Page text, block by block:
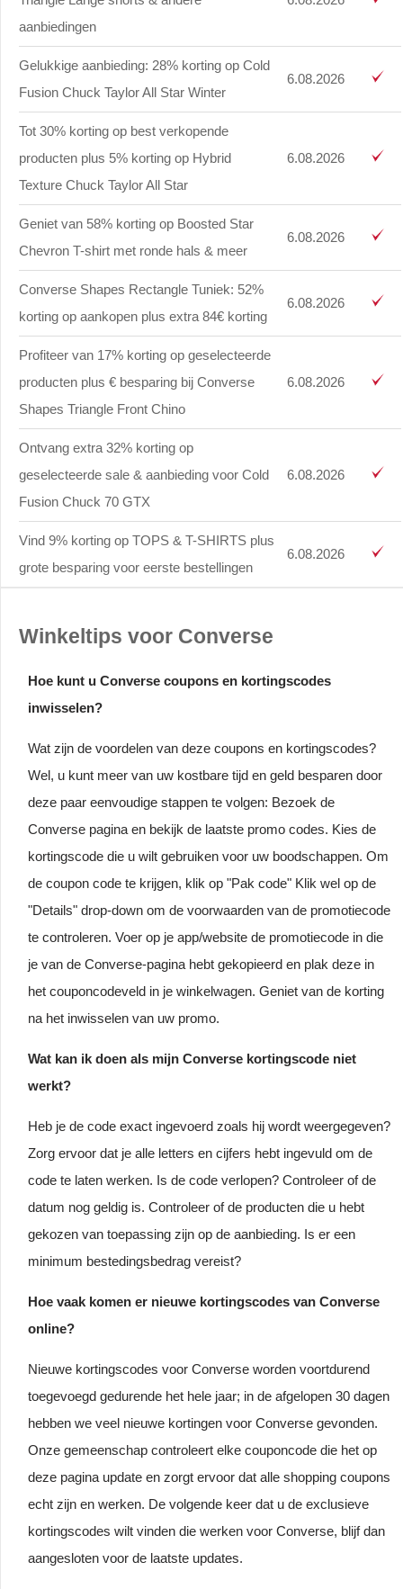
aanbiedingen
Gelukkige aanbieding: 28% korting op Cold
Fusion Chuck Taylor All Star Winter
6.08.2026
Tot 30% korting op best verkopende
producten plus 5% korting op Hybrid
Texture Chuck Taylor All Star
6.08.2026
Geniet van 58% korting op Boosted Star
Chevron T-shirt met ronde hals & meer
6.08.2026
Converse Shapes Rectangle Tuniek: 52%
korting op aankopen plus extra 84€ korting
6.08.2026
Profiteer van 17% korting op geselecteerde
producten plus € besparing bij Converse
Shapes Triangle Front Chino
6.08.2026
Ontvang extra 32% korting op
geselecteerde sale & aanbieding voor Cold
Fusion Chuck 70 GTX
6.08.2026
Vind 9% korting op TOPS & T-SHIRTS plus
grote besparing voor eerste bestellingen
6.08.2026
Winkeltips voor Converse
Hoe kunt u Converse coupons en kortingscodes
inwisselen?
Wat zijn de voordelen van deze coupons en kortingscodes?
Wel, u kunt meer van uw kostbare tijd en geld besparen door
deze paar eenvoudige stappen te volgen: Bezoek de
Converse pagina en bekijk de laatste promo codes. Kies de
kortingscode die u wilt gebruiken voor uw boodschappen. Om
de coupon code te krijgen, klik op "Pak code" Klik wel op de
"Details" drop-down om de voorwaarden van de promotiecode
te controleren. Voer op je app/website de promotiecode in die
je van de Converse-pagina hebt gekopieerd en plak deze in
het couponcodeveld in je winkelwagen. Geniet van de korting
na het inwisselen van uw promo.
Wat kan ik doen als mijn Converse kortingscode niet
werkt?
Heb je de code exact ingevoerd zoals hij wordt weergegeven?
Zorg ervoor dat je alle letters en cijfers hebt ingevuld om de
code te laten werken. Is de code verlopen? Controleer of de
datum nog geldig is. Controleer of de producten die u hebt
gekozen van toepassing zijn op de aanbieding. Is er een
minimum bestedingsbedrag vereist?
Hoe vaak komen er nieuwe kortingscodes van Converse
online?
Nieuwe kortingscodes voor Converse worden voortdurend
toegevoegd gedurende het hele jaar; in de afgelopen 30 dagen
hebben we veel nieuwe kortingen voor Converse gevonden.
Onze gemeenschap controleert elke couponcode die het op
deze pagina update en zorgt ervoor dat alle shopping coupons
echt zijn en werken. De volgende keer dat u de exclusieve
kortingscodes wilt vinden die werken voor Converse, blijf dan
aangesloten voor de laatste updates.